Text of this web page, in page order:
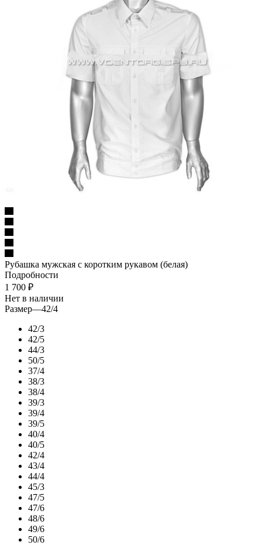
Рубашка мужская с коротким рукавом (белая)
Подробности
1 700 ₽
Нет в наличии
Размер—42/4
42/3
42/5
44/3
50/5
37/4
38/3
38/4
39/3
39/4
39/5
40/4
40/5
42/4
43/4
44/4
45/3
47/5
47/6
48/6
49/6
50/6